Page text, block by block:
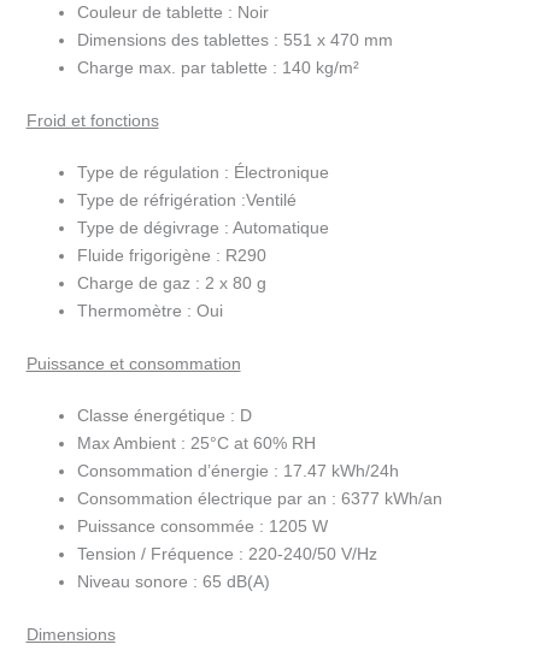
Couleur de tablette : Noir
Dimensions des tablettes : 551 x 470 mm
Charge max. par tablette : 140 kg/m²
Froid et fonctions
Type de régulation : Électronique
Type de réfrigération :Ventilé
Type de dégivrage : Automatique
Fluide frigorigène : R290
Charge de gaz : 2 x 80 g
Thermomètre : Oui
Puissance et consommation
Classe énergétique : D
Max Ambient : 25°C at 60% RH
Consommation d’énergie : 17.47 kWh/24h
Consommation électrique par an : 6377 kWh/an
Puissance consommée : 1205 W
Tension / Fréquence : 220-240/50 V/Hz
Niveau sonore : 65 dB(A)
Dimensions